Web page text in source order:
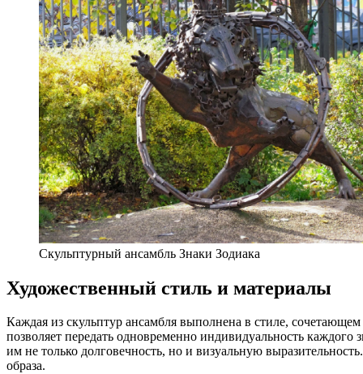
Скульптурный ансамбль Знаки Зодиака
Художественный стиль и материалы
Каждая из скульптур ансамбля выполнена в стиле,
позволяет передать одновременно индивидуальность
им не только долговечность, но и визуальную
образа.